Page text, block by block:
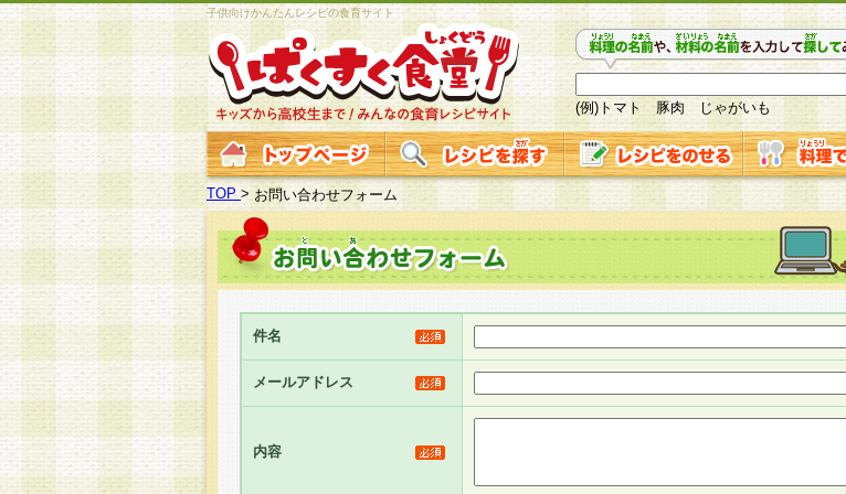
子供向けかんたんレシピの食育サイト
(例)トマト 豚肉 じゃがいも
TOP >お問い合わせフォーム
件名
メールアドレス
内容